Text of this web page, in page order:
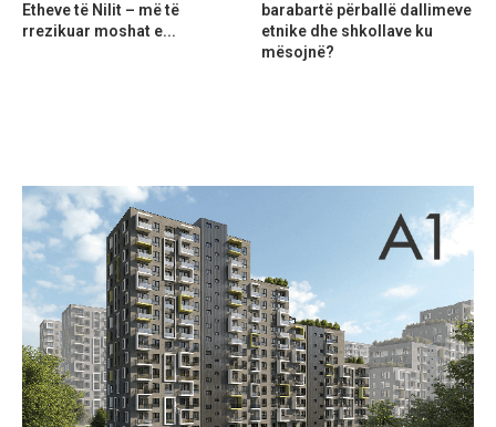
Etheve të Nilit – më të
rrezikuar moshat e...
barabartë përballë dallimeve
etnike dhe shkollave ku
mësojnë?